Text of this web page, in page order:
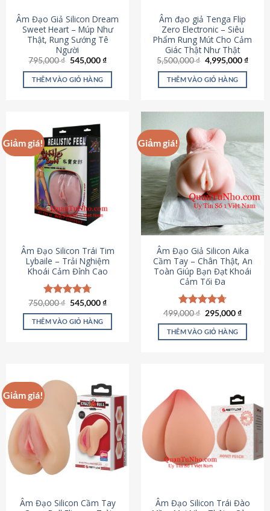
Âm Đạo Giả Silicon Dream
Sweet Heart – Múp Như
Thật, Rung Sướng Tê
Người
795,000₫ Giá
là:
795,000 ₫.
545,000₫Giá
tại
545,000 ₫.
THÊM VÀO GIỎ HÀNG
Âm đạo giả Tenga Flip
Zero Electronic – Siêu
Phẩm Rung Mút Cho Cảm
Giác Thật Như Thật
5,500,000₫ Giá
gốc
là:
5,500,000 ₫.
4,995,000₫Giá
THÊM VÀO GIỎ HÀNG
Giảm giá!
Âm Đạo Silicon Trái Tim
Lybaile – Trải Nghiệm
Khoái Cảm Đỉnh Cao
Được xếp
hạng4.70
5 sao
750,000₫ Giá
là:
750,000 ₫.
545,000₫Giá
tại
545,000 ₫.
THÊM VÀO GIỎ HÀNG
Giảm giá!
Âm Đạo Giả Silicon Aika
Cầm Tay – Chân Thật, An
Toàn Giúp Bạn Đạt Khoái
Cảm Tối Đa
Được xếp
hạng4.75
5 sao
499,000₫ Giá
là:
499,000 ₫.
295,000₫Giá
tại
THÊM VÀO GIỎ HÀNG
Giảm giá!
Âm Đạo Silicon Cầm Tay
Âm Đạo Silicon Trái Đào